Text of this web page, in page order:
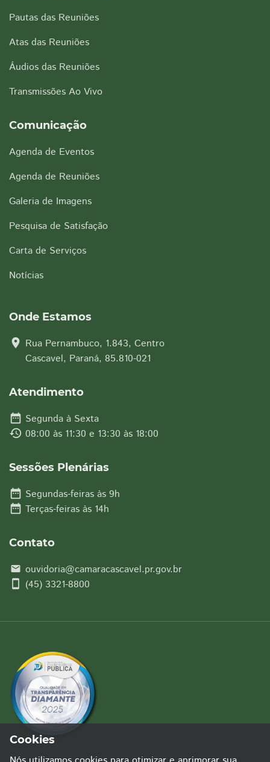
Pautas das Reuniões
Atas das Reuniões
Áudios das Reuniões
Transmissões Ao Vivo
Comunicação
Agenda de Eventos
Agenda de Reuniões
Galeria de Imagens
Pesquisa de Satisfação
Carta de Serviços
Notícias
Onde Estamos
location_on Rua Pernambuco, 1.843, Centro
Cascavel, Paraná, 85.810-021
Atendimento
date_range Segunda à Sexta
history 08:00 às 11:30 e 13:30 às 18:00
Sessões Plenárias
date_range Segundas-feiras às 9h
date_range Terças-feiras às 14h
Contato
email ouvidoria@camaracascavel.pr.gov.br
smartphone (45) 3321-8800
Cookies